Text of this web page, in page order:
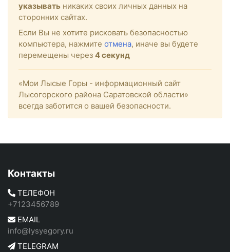
указывать никаких своих личных данных на
сторонних сайтах.
Если Вы не хотите рисковать безопасностью
компьютера, нажмите отмена, иначе вы будете
перемещены через 4секунд
«Мои Лысые Горы - информационный сайт
Лысогорского района Саратовской области»
всегда заботится о вашей безопасности.
Контакты
ТЕЛЕФОН
+7123456789
EMAIL
info@lysyegory.ru
TELEGRAM